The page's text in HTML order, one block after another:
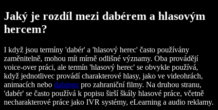
Jaký je rozdíl mezi dabérem a hlasovým
hercem?
I když jsou termíny 'dabér' a 'hlasový herec' často používány
zaměnitelně, mohou mít mírně odlišné významy. Oba provádějí
voice-over práci, ale termín 'hlasový herec' se obvykle používá,
když jednotlivec provádí charakterové hlasy, jako ve videohrách,
animacích nebo dabingu pro zahraniční filmy. Na druhou stranu,
'dabér' se často používá k popisu širší škály hlasové práce, včetně
necharakterové práce jako IVR systémy, eLearning a audio reklamy.